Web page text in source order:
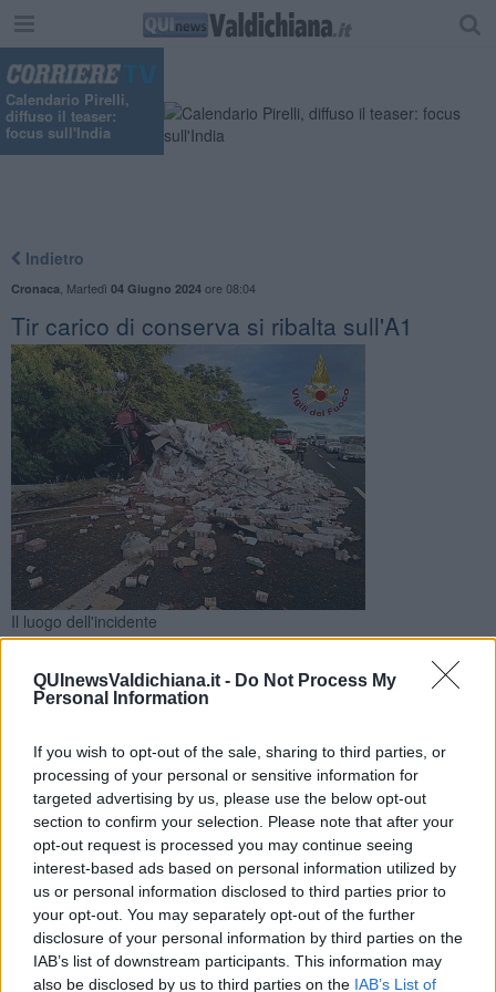
QUInewsValdichiana.it - Do Not Process My
Personal Information
If you wish to opt-out of the sale, sharing to third parties, or
processing of your personal or sensitive information for
targeted advertising by us, please use the below opt-out
section to confirm your selection. Please note that after your
opt-out request is processed you may continue seeing
interest-based ads based on personal information utilized by
us or personal information disclosed to third parties prior to
your opt-out. You may separately opt-out of the further
disclosure of your personal information by third parties on the
IAB’s list of downstream participants. This information may
also be disclosed by us to third parties on the IAB’s List of
Calendario Pirelli,
diffuso il teaser:
focus sull'India
Indietro
Cronaca Martedì 04 Giugno 2024ore 08:04
Tir carico di conserva si ribalta sull'A1
Il luogo dell'incidente
carreggiata e il conducente trasportato in ospedale.
Autostrada chiusa durante i soccorsi
MONTEPULCIANO —Caos sull'autostrada A1 all'altezza di
Montepulciano ieri sera verso le 19,40 per un tir carico di barattoli
di pomodoro che si è ribaltato al chilometro 396+600 in direzione
nord finendo parzialmente fuori carreggiata.
Il conducente ferito è stato soccorso dal personale di 118 e
trasportato in ospedale. Le conserve che il camion trasportava si
sono riversate sull'asfalto, e durante i soccorsi e la messa in